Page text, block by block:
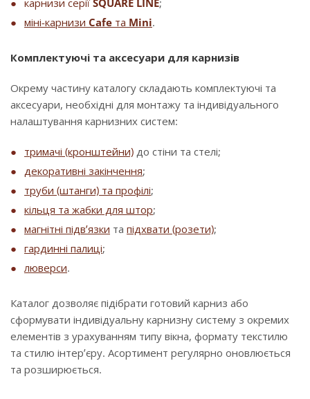
карнизи серії SQUARE LINE;
міні-карнизи Cafe та Mini.
Комплектуючі та аксесуари для карнизів
Окрему частину каталогу складають комплектуючі та
аксесуари, необхідні для монтажу та індивідуального
налаштування карнизних систем:
тримачі (кронштейни) до стіни та стелі;
декоративні закінчення;
труби (штанги) та профілі;
кільця та жабки для штор;
магнітні підв’язки та підхвати (розети);
гардинні палиці;
люверси.
Каталог дозволяє підібрати готовий карниз або
сформувати індивідуальну карнизну систему з окремих
елементів з урахуванням типу вікна, формату текстилю
та стилю інтер’єру. Асортимент регулярно оновлюється
та розширюється.